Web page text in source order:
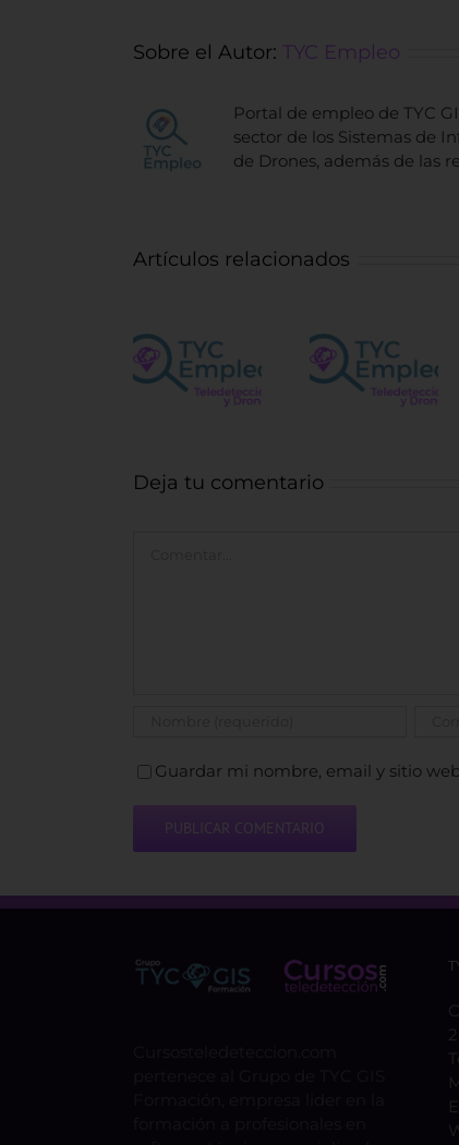
Sobre el Autor: TYC Empleo
Portal de empleo de TYC
sector de los Sistemas de
de Drones, además de las
Artículos relacionados
Ingeniero
control
obra
Operador
de
Deja tu comentario
Guardar mi nombre, email y sitio